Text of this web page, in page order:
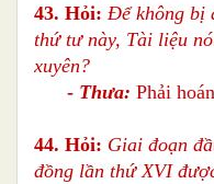
43. Hỏi: Để không bị
thứ tư này, Tài liệu
xuyên?
- Thưa: Phải
44. Hỏi: Giai đoạn
đồng lần thứ XVI